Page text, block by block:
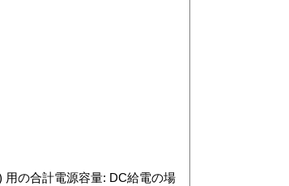
用の合計電源容量: DC給電の場